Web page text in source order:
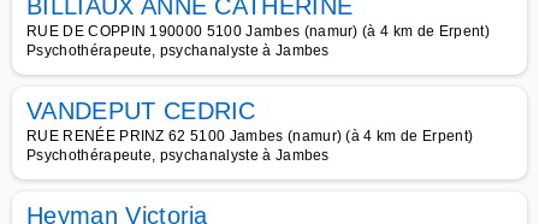
BILLIAUX ANNE CATHERINE
RUE DE COPPIN 190000 5100 Jambes (namur) (à 4 km de Erpent)
Psychothérapeute, psychanalyste à Jambes
VANDEPUT CEDRIC
RUE RENÉE PRINZ 62 5100 Jambes (namur) (à 4 km de Erpent)
Psychothérapeute, psychanalyste à Jambes
Heyman Victoria